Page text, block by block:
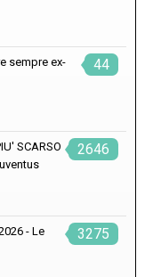
44
sempre ex-
2646
SCARSO
3275
- Le